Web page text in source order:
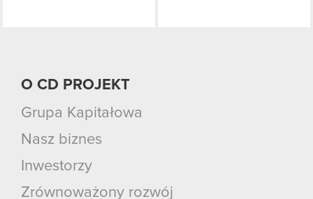
O CD PROJEKT
Grupa Kapitałowa
Nasz biznes
Inwestorzy
Zrównoważony rozwój